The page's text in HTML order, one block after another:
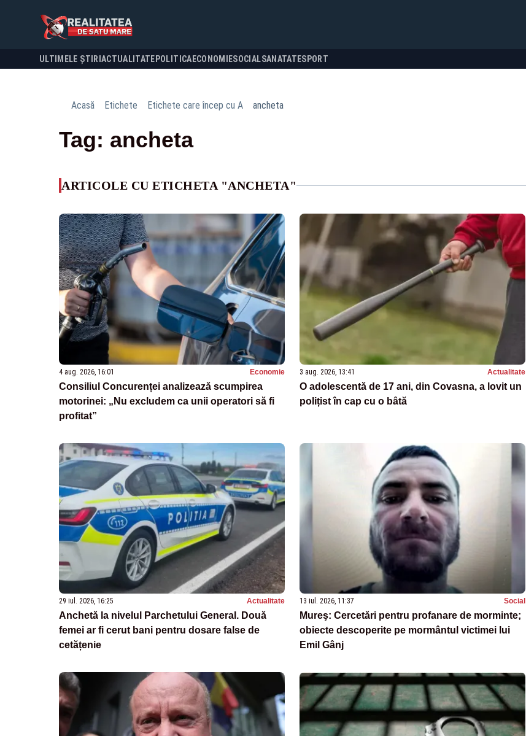
ULTIMELE ȘTIRI ACTUALITATE POLITICA ECONOMIESOCIALSANATATESPORT
Acasă Etichete Etichete care încep cu A ancheta
Tag: ancheta
ARTICOLE CU ETICHETA "ANCHETA"
4 aug. 2026, 16:01 Economie
Consiliul Concurenței analizează scumpirea
motorinei: „Nu excludem ca unii operatori să fi
profitat”
3 aug. 2026, 13:41 Actualitate
O adolescentă de 17 ani, din Covasna, a lovit un
polițist în cap cu o bâtă
29 iul. 2026, 16:25 Actualitate
Anchetă la nivelul Parchetului General. Două
femei ar fi cerut bani pentru dosare false de
cetățenie
13 iul. 2026, 11:37 Social
Mureş: Cercetări pentru profanare de morminte;
obiecte descoperite pe mormântul victimei lui
Emil Gânj